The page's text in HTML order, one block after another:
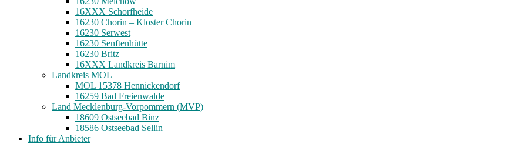
16XXX Schorfheide
16230 Chorin – Kloster Chorin
16230 Serwest
16230 Senftenhütte
16230 Britz
16XXX Landkreis Barnim
Landkreis MOL
MOL 15378 Hennickendorf
16259 Bad Freienwalde
Land Mecklenburg-Vorpommern (MVP)
18609 Ostseebad Binz
18586 Ostseebad Sellin
Info für Anbieter